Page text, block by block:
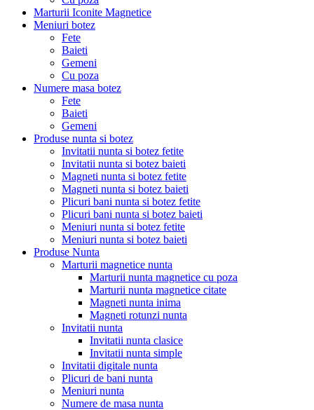
Marturii Iconite Magnetice
Meniuri botez
Fete
Baieti
Gemeni
Cu poza
Numere masa botez
Fete
Baieti
Gemeni
Produse nunta si botez
Invitatii nunta si botez fetite
Invitatii nunta si botez baieti
Magneti nunta si botez fetite
Magneti nunta si botez baieti
Plicuri bani nunta si botez fetite
Plicuri bani nunta si botez baieti
Meniuri nunta si botez fetite
Meniuri nunta si botez baieti
Produse Nunta
Marturii magnetice nunta
Marturii nunta magnetice cu poza
Marturii nunta magnetice citate
Magneti nunta inima
Magneti rotunzi nunta
Invitatii nunta
Invitatii nunta clasice
Invitatii nunta simple
Invitatii digitale nunta
Plicuri de bani nunta
Meniuri nunta
Numere de masa nunta